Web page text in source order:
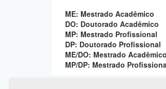
ME: Mestrado Acadêmico
DO: Doutorado Acadêmico
MP: Mestrado Profissional
DP: Doutorado Profissional
ME/DO: Mestrado
MP/DP: Mestrado